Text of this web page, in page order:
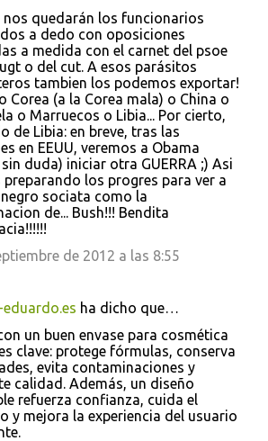
nos quedarán los funcionarios
a dedo con oposiciones
a medida con el carnet del psoe
o del cut. A esos parásitos
tambien los podemos exportar!
Corea (a la Corea mala) o China o
o Marruecos o Libia... Por cierto,
de Libia: en breve, tras las
en EEUU, veremos a Obama
duda) iniciar otra GUERRA ;) Asi
preparando los progres para ver a
sociata como la
de... Bush!!! Bendita
de 2012 a las 8:55
ha dicho que…
un buen envase para cosmética
clave: protege fórmulas, conserva
evita contaminaciones y
calidad. Además, un diseño
refuerza confianza, cuida el
y mejora la experiencia del usuario